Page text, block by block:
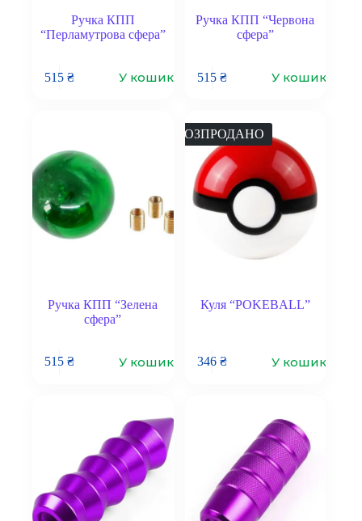
Ручка КПП
“Перламутрова сфера”
515₴ У кошик
Ручка КПП “Червона
сфера”
515 ₴ У кошик
Ручка КПП “Зелена
сфера”
515₴ У кошик
РОЗПРОДАНО
Куля “POKEBALL”
346 ₴ У кошик